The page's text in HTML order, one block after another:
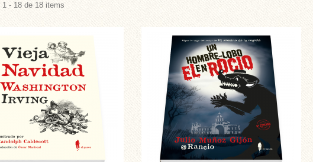
1 - 18 de 18 items